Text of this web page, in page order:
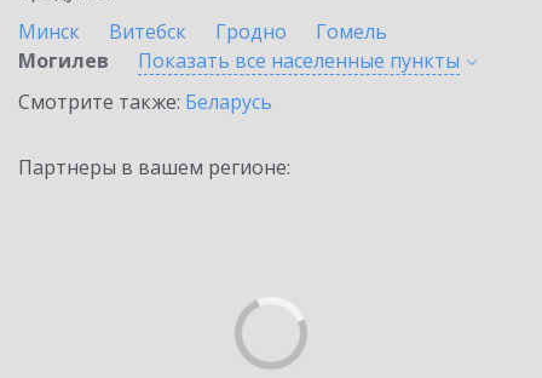
Минск
Витебск Гродно
Гомель
Могилев
Показать все населенные пункты
Смотрите также: Беларусь
Партнеры в вашем регионе: